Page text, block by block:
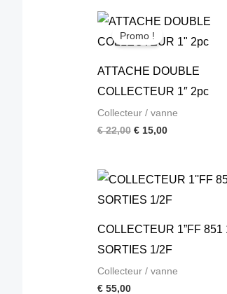
Promo !
ATTACHE DOUBLE
COLLECTEUR 1″ 2pc
Collecteur / vanne
€22,00
Le
initial
€ 22,00.
€15,00
Le
actuel
€ 15,00.
COLLECTEUR 1”FF 851
SORTIES 1/2F
Collecteur / vanne
€55,00